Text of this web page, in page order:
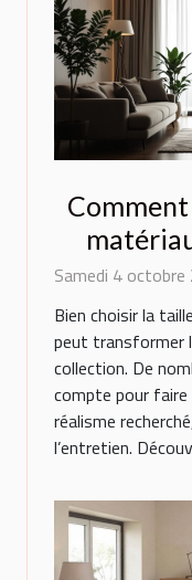
Samedi 4
Bien choisir la
peut transformer
collection. De
compte pour faire
réalisme
l’entretien.